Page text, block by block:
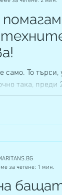
само. То търси,
така, преди
пътека тук, в
за четене: 1 мин.